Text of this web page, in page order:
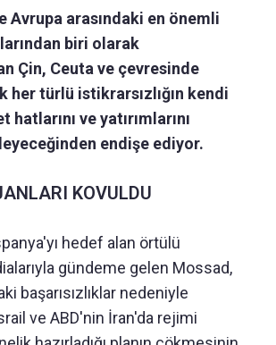
Avrupa arasındaki en önemli
biri olarak
Çin, Ceuta ve çevresinde
her türlü istikrarsızlığın kendi
ve yatırımlarını
endişe ediyor.
KOVULDU
hedef alan örtülü
gündeme gelen Mossad,
başarısızlıklar nedeniyle
ve ABD'nin İran'da rejimi